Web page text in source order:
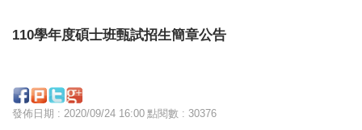
110學年度碩士班甄試招生簡章公告
發佈日期 : 2020/09/24 16:00 點閱數 : 30376